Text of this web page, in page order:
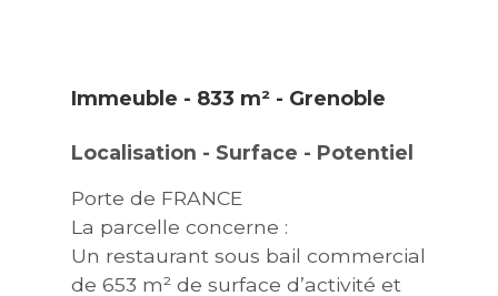
Immeuble - 833 m² - Grenoble
Localisation - Surface - Potentiel
Porte de FRANCE
La parcelle concerne :
Un restaurant sous bail commercial
de 653 m² de surface d’activité et